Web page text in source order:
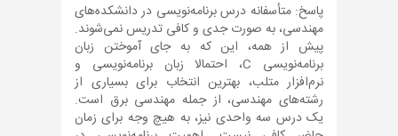
پاسخ: متأسفانه درس برنامه‌نویسی در دانشکده‌های
مهندسی، به صورت جدی و کافی تدریس نمی‌شوند.
پیش از همه، این که به جای آموختن زبان
برنامه‌نویسی C، احتمالا زبان برنامه‌نویسی و
نرم‌افزار متلب، بهترین انتخاب برای بسیاری از
رشته‌های مهندسی، از جمله مهندسی برق است.
یک درس سه واحدی نیز، به هیچ وجه برای زمان